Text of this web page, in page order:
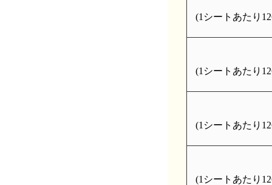
(1シートあたり
(1シートあたり
(1シートあたり
(1シートあたり